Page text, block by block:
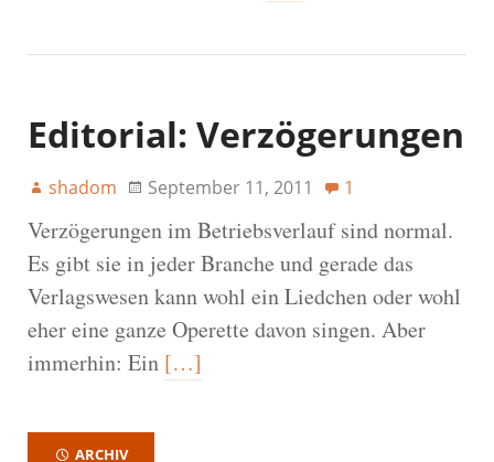
Editorial: Verzögerungen
shadom September 11, 2011 1
Verzögerungen im Betriebsverlauf sind normal.
Es gibt sie in jeder Branche und gerade das
Verlagswesen kann wohl ein Liedchen oder wohl
eher eine ganze Operette davon singen. Aber
immerhin: Ein […]
ARCHIV